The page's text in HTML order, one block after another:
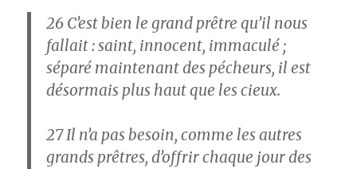
26 C’est bien le grand prêtre qu’il nous
fallait : saint, innocent, immaculé ;
séparé maintenant des pécheurs, il est
désormais plus haut que les cieux.
27Il n’a pas besoin, comme les autres
grands prêtres, d’offrir chaque jour des